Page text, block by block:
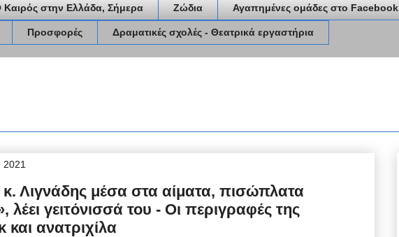
Καιρός στην Ελλάδα, Σήμερα Ζώδια Αγαπημένες ομάδες στο Facebook
Προσφορές Δραματικές σχολές - Θεατρικά εργαστήρια
2021
κ. Λιγνάδης μέσα στα αίματα, πισώπλατα
λέει γειτόνισσά του - Οι περιγραφές της
ανατριχίλα